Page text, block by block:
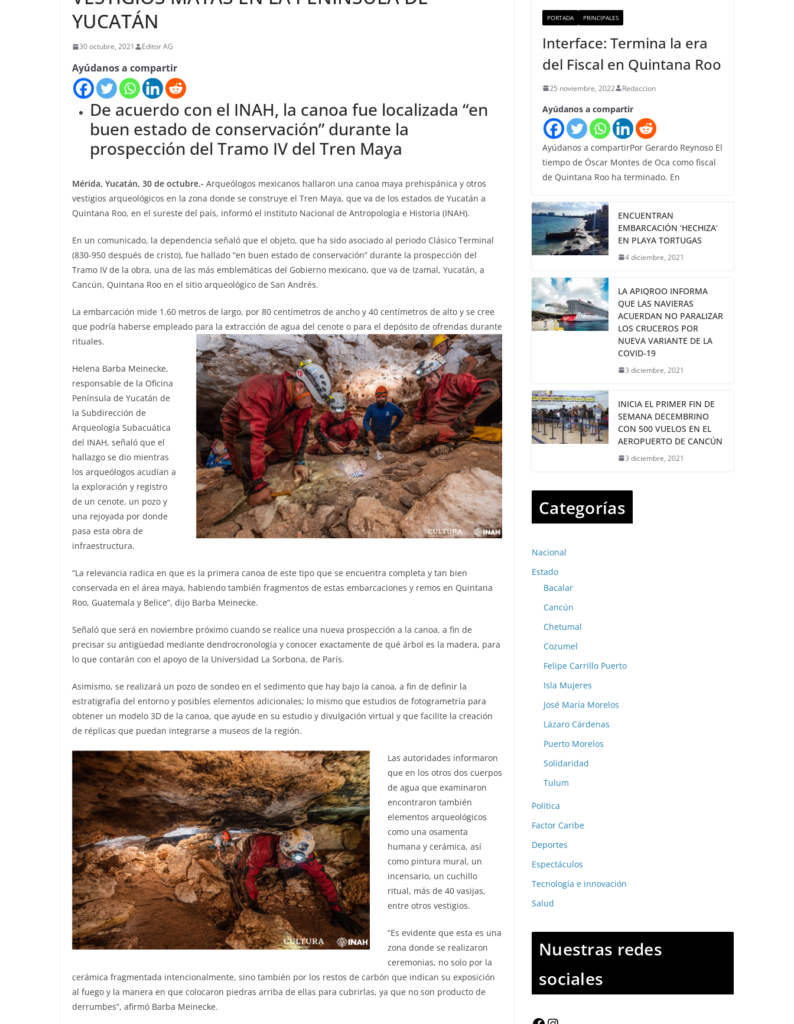
YUCATÁN
30 octubre, 2021 Editor AG
Ayúdanos a compartir
De acuerdo con el INAH, la canoa fue localizada “en
buen estado de conservación” durante la
prospección del Tramo IV del Tren Maya
Mérida, Yucatán, 30 de octubre.- Arqueólogos mexicanos hallaron una canoa maya prehispánica y otros
vestigios arqueológicos en la zona donde se construye el Tren Maya, que va de los estados de Yucatán a
Quintana Roo, en el sureste del país, informó el instituto Nacional de Antropología e Historia (INAH).
En un comunicado, la dependencia señaló que el objeto, que ha sido asociado al periodo Clásico Terminal
(830-950 después de cristo), fue hallado “en buen estado de conservación” durante la prospección del
Tramo IV de la obra, una de las más emblemáticas del Gobierno mexicano, que va de Izamal, Yucatán, a
Cancún, Quintana Roo en el sitio arqueológico de San Andrés.
La embarcación mide 1.60 metros de largo, por 80 centímetros de ancho y 40 centímetros de alto y se cree
que podría haberse empleado para la extracción de agua del cenote o para el depósito de ofrendas durante
rituales.
Helena Barba Meinecke,
responsable de la Oficina
Península de Yucatán de
la Subdirección de
Arqueología Subacuática
del INAH, señaló que el
hallazgo se dio mientras
los arqueólogos acudían a
la exploración y registro
de un cenote, un pozo y
una rejoyada por donde
pasa esta obra de
infraestructura.
“La relevancia radica en que es la primera canoa de este tipo que se encuentra completa y tan bien
conservada en el área maya, habiendo también fragmentos de estas embarcaciones y remos en Quintana
Roo, Guatemala y Belice”, dijo Barba Meinecke.
Señaló que será en noviembre próximo cuando se realice una nueva prospección a la canoa, a fin de
precisar su antigüedad mediante dendrocronología y conocer exactamente de qué árbol es la madera, para
lo que contarán con el apoyo de la Universidad La Sorbona, de París.
Asimismo, se realizará un pozo de sondeo en el sedimento que hay bajo la canoa, a fin de definir la
estratigrafía del entorno y posibles elementos adicionales; lo mismo que estudios de fotogrametría para
obtener un modelo 3D de la canoa, que ayude en su estudio y divulgación virtual y que facilite la creación
de réplicas que puedan integrarse a museos de la región.
Las autoridades informaron
que en los otros dos cuerpos
de agua que examinaron
encontraron también
elementos arqueológicos
como una osamenta
humana y cerámica, así
como pintura mural, un
incensario, un cuchillo
ritual, más de 40 vasijas,
entre otros vestigios.
“Es evidente que esta es una
zona donde se realizaron
ceremonias, no solo por la
cerámica fragmentada intencionalmente, sino también por los restos de carbón que indican su exposición
al fuego y la manera en que colocaron piedras arriba de ellas para cubrirlas, ya que no son producto de
derrumbes”, afirmó Barba Meinecke.
PORTADA PRINCIPALES
Interface: Termina la era
del Fiscal en Quintana Roo
25 noviembre, 2022 Redaccion
Ayúdanos a compartir
Ayúdanos a compartirPor Gerardo Reynoso El
tiempo de Óscar Montes de Oca como fiscal
de Quintana Roo ha terminado. En
ENCUENTRAN
EMBARCACIÓN ‘HECHIZA’
EN PLAYA TORTUGAS
4 diciembre, 2021
LA APIQROO INFORMA
QUE LAS NAVIERAS
ACUERDAN NO PARALIZAR
LOS CRUCEROS POR
NUEVA VARIANTE DE LA
COVID-19
3 diciembre, 2021
INICIA EL PRIMER FIN DE
SEMANA DECEMBRINO
CON 500 VUELOS EN EL
AEROPUERTO DE CANCÚN
3 diciembre, 2021
Categorías
Nacional
Estado
Bacalar
Cancún
Chetumal
Cozumel
Felipe Carrillo Puerto
Isla Mujeres
José María Morelos
Lázaro Cárdenas
Puerto Morelos
Solidaridad
Tulum
Política
Factor Caribe
Deportes
Espectáculos
Tecnología e innovación
Salud
Nuestras redes
sociales